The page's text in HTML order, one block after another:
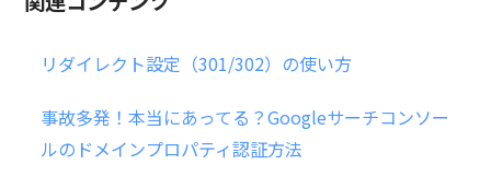
リダイレクト設定（301/302）の使い方
事故多発！本当にあってる？Googleサーチコンソー
ルのドメインプロパティ認証方法